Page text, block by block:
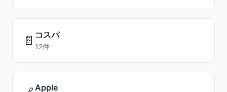
📄 コスパ
12件
Apple